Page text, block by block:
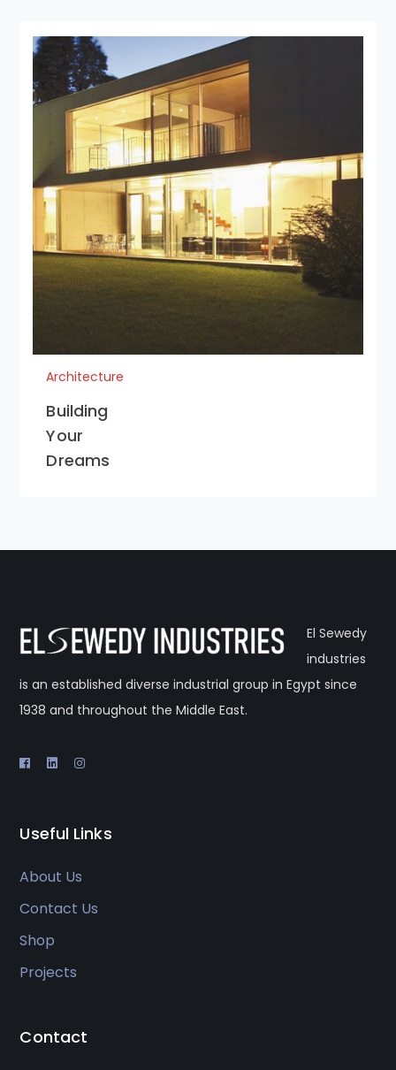
Architecture
Building
Your
Dreams
El Sewedy
industries
is an established diverse industrial group in Egypt since
1938 and throughout the Middle East.
Useful Links
About Us
Contact Us
Shop
Projects
Contact